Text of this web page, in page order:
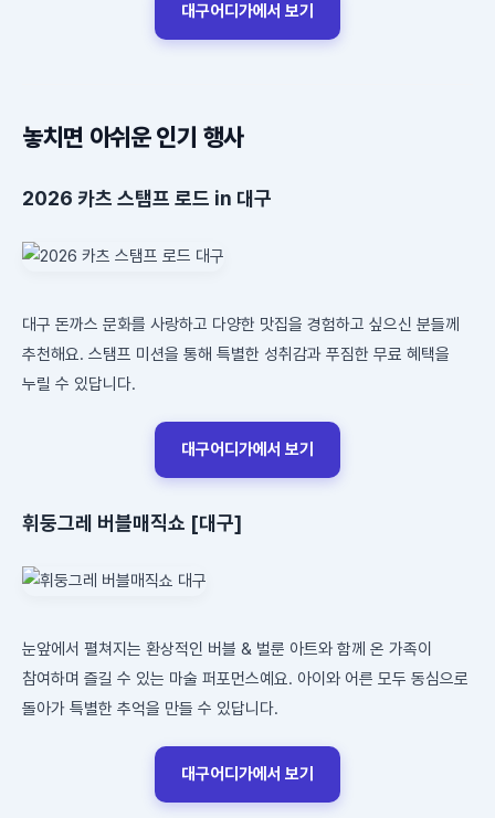
대구어디가에서 보기
놓치면 아쉬운 인기 행사
2026 카츠 스탬프 로드 in 대구
대구 돈까스 문화를 사랑하고 다양한 맛집을 경험하고 싶으신 분들께
추천해요. 스탬프 미션을 통해 특별한 성취감과 푸짐한 무료 혜택을
누릴 수 있답니다.
대구어디가에서 보기
휘둥그레 버블매직쇼 [대구]
눈앞에서 펼쳐지는 환상적인 버블 & 벌룬 아트와 함께 온 가족이
참여하며 즐길 수 있는 마술 퍼포먼스예요. 아이와 어른 모두 동심으로
돌아가 특별한 추억을 만들 수 있답니다.
대구어디가에서 보기